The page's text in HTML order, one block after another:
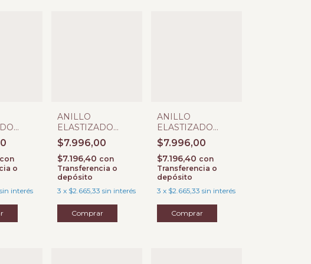
3 MM
3
con
o
sin interés
ANILLO
ELASTIZADO
PIEDRA
CORAZON
SOLADITA 6 MM Y
BOLITA LISA 3
MM
$7.996,00
$7.196,40 con
Transferencia o
depósito
3 x $2.665,33 sin interés
ANILLO
ELASTIZADO
PIEDRA
CORAZON
LLUVIA DE
ESTRELLA 6 MM Y
BOLITA LISA 3
MM
$7.996,00
$7.196,40 con
Transferencia o
depósito
3 x $2.665,33 sin interés